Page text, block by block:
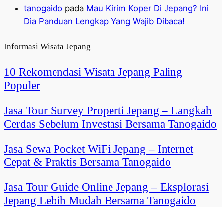
tanogaido pada Mau Kirim Koper Di Jepang? Ini
Dia Panduan Lengkap Yang Wajib Dibaca!
Informasi Wisata Jepang
10 Rekomendasi Wisata Jepang Paling
Populer
Jasa Tour Survey Properti Jepang – Langkah
Cerdas Sebelum Investasi Bersama Tanogaido
Jasa Sewa Pocket WiFi Jepang – Internet
Cepat & Praktis Bersama Tanogaido
Jasa Tour Guide Online Jepang – Eksplorasi
Jepang Lebih Mudah Bersama Tanogaido